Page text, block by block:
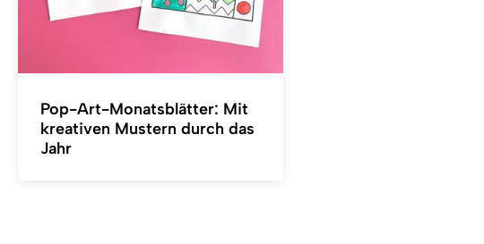
Pop-Art-Monatsblätter: Mit
kreativen Mustern durch das
Jahr